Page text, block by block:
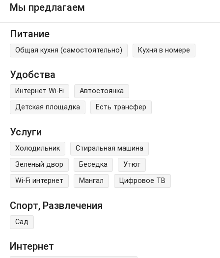
Мы предлагаем
Питание
Общая кухня (самостоятельно) Кухня в номере
Удобства
Интернет Wi-Fi
Автостоянка
Детская площадка
Есть трансфер
Услуги
Холодильник
Стиральная машина
Зеленый двор
Беседка
Утюг
Wi-Fi интернет
Мангал Цифровое ТВ
Спорт, Развлечения
Сад
Интернет